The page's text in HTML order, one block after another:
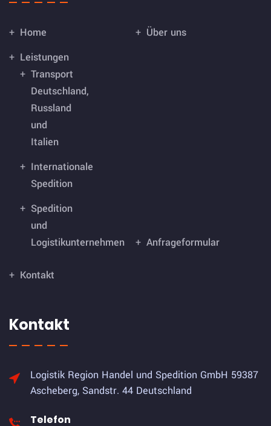
Home
Über uns
Leistungen
Transport
Deutschland,
Russland
und
Italien
Internationale
Spedition
Spedition
und
Logistikunternehmen
Anfrageformular
Kontakt
Kontakt
Logistik Region Handel und Spedition GmbH 59387
Ascheberg, Sandstr. 44 Deutschland
Telefon